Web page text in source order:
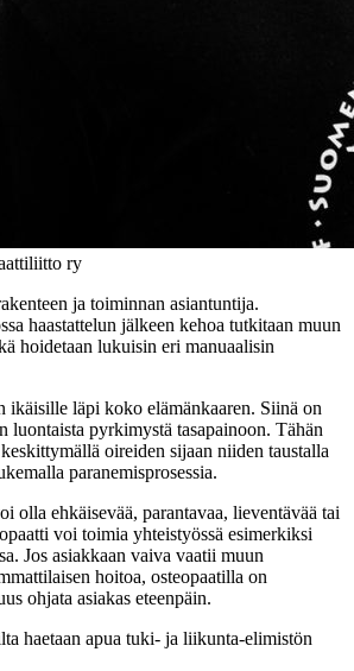
ry
ja toiminnan asiantuntija.
haastattelun jälkeen kehoa tutkitaan muun
hoidetaan lukuisin eri manuaalisin
ikäisille läpi koko elämänkaaren. Siinä on
luontaista pyrkimystä tasapainoon. Tähän
oireiden sijaan niiden taustalla
paranemisprosessia.
olla ehkäisevää, parantavaa, lieventävää tai
voi toimia yhteistyössä esimerkiksi
Jos asiakkaan vaiva vaatii muun
hoitoa, osteopaatilla on
ohjata asiakas eteenpäin.
haetaan apua tuki- ja liikunta-elimistön